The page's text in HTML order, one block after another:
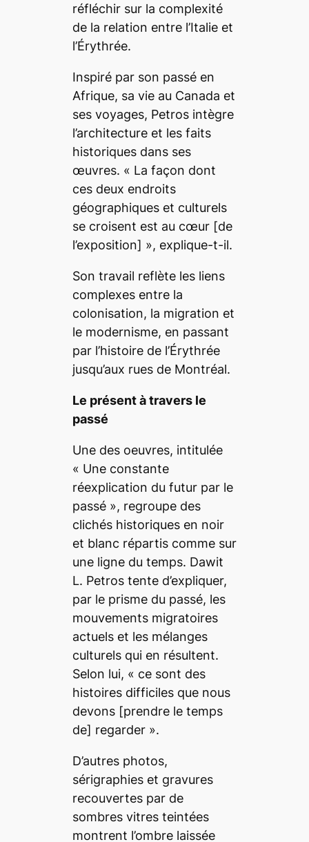
réfléchir sur la complexité
de la relation entre l’Italie et
l’Érythrée.
Inspiré par son passé en
Afrique, sa vie au Canada et
ses voyages, Petros intègre
l’architecture et les faits
historiques dans ses
œuvres. « La façon dont
ces deux endroits
géographiques et culturels
se croisent est au cœur[de
l’exposition] », explique-t-il.
Son travail reflète les liens
complexes entre la
colonisation, la migration et
le modernisme, en passant
par l’histoire de l’Érythrée
jusqu’aux rues de Montréal.
Le présent à travers le
passé
Une des oeuvres, intitulée
« Une constante
réexplication du futur par le
passé », regroupe des
clichés historiques en noir
et blanc répartis comme sur
une ligne du temps. Dawit
L. Petros tente d’expliquer,
par le prisme du passé, les
mouvements migratoires
actuels et les mélanges
culturels qui en résultent.
Selon lui, « ce sont des
histoires difficiles que nous
devons[prendre le temps
de] regarder ».
D’autres photos,
sérigraphies et gravures
recouvertes par de
sombres vitres teintées
montrent l’ombre laissée